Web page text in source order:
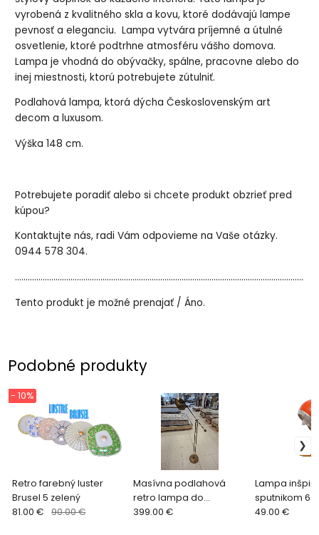
vyrobená z kvalitného skla a kovu, ktoré dodávajú lampe
pevnosť a eleganciu. Lampa vytvára príjemné a útulné
osvetlenie, ktoré podtrhne atmosféru vášho domova.
Lampa je vhodná do obývačky, spálne, pracovne alebo do
inej miestnosti, ktorú potrebujete zútulniť.
Podlahová lampa, ktorá dýcha Československým art
decom a luxusom.
Výška 148 cm.
Potrebujete poradiť alebo si chcete produkt obzrieť pred
kúpou?
Kontaktujte nás, radi Vám odpovieme na Vaše otázky.
0944 578 304.
Tento produkt je možné prenajať / Áno.
Podobné produkty
Retro farebný luster
Brusel 5 zelený
- 10%
81.00 € 90.00 €
Masívna podlahová
retro lampa do
obývačky
399.00 €
Lampa
sputnikom 60
49.00 €